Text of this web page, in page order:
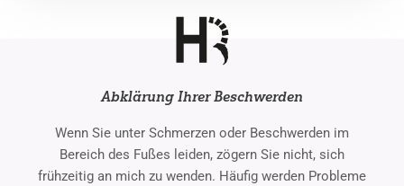
Abklärung Ihrer Beschwerden
Wenn Sie unter Schmerzen oder Beschwerden im
Bereich des Fußes leiden, zögern Sie nicht, sich
frühzeitig an mich zu wenden. Häufig werden Probleme